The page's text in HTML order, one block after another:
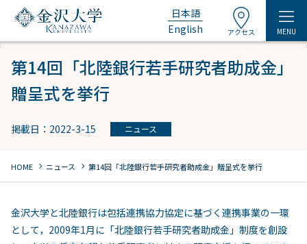
日本語
English
アクセス MENU
第14回「北陸銀行若手研究者助成金」
贈呈式を挙行
掲載日：2022-3-15 ニュース
HOME chevron_right ニュース chevron_right 第14回「北陸銀行若手研究者助成金」贈呈式を挙行
金沢大学と北陸銀行は包括連携協力協定に基づく連携事業の一環
として，2009年1月に「北陸銀行若手研究者助成金」制度を創設